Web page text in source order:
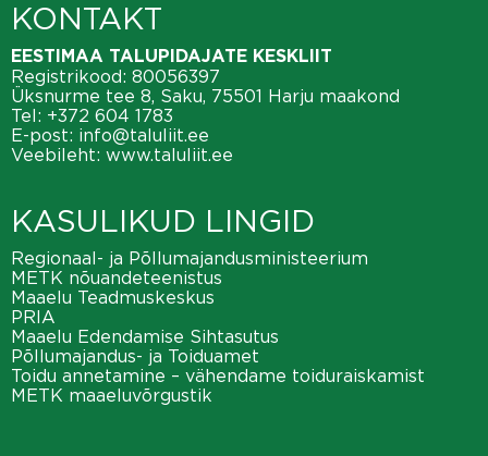
KONTAKT
EESTIMAA TALUPIDAJATE KESKLIIT
Registrikood: 80056397
Üksnurme tee 8, Saku, 75501 Harju maakond
Tel: +372 604 1783
E-post: info@taluliit.ee
Veebileht: www.taluliit.ee
KASULIKUD LINGID
Regionaal- ja Põllumajandusministeerium
METK nõuandeteenistus
Maaelu Teadmuskeskus
PRIA
Maaelu Edendamise Sihtasutus
Põllumajandus- ja Toiduamet
Toidu annetamine – vähendame toiduraiskamist
METK maaeluvõrgustik